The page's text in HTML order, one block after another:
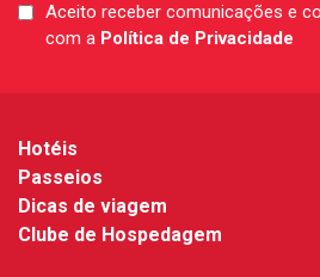
LGPDAceito receber comunicações e
com a Política de Privacidade
Hotéis
Passeios
Dicas de viagem
Clube de Hospedagem